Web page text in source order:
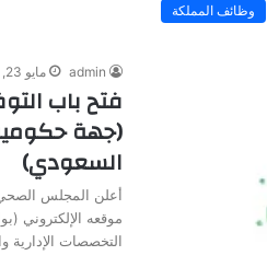
وظائف المملكة
admin مايو 23, 2024
فتح باب
(جهة
السعودي)
أعلن المجلس
موقعه الإلكتروني
التخصصات الإدارية